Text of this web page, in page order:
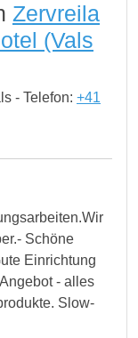
Zervreila
(Vals
- Telefon: +41
Schöne
Einrichtung
- alles
Slow-